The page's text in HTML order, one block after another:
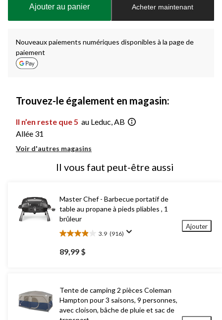
à
Ajouter au panier Acheter maintenant
Nouveaux paiements numériques disponibles à la page de
paiement
Trouvez-le également en magasin:
Il n’en reste que 5 au Leduc, AB
Allée 31
Voir d'autres magasins
Il vous faut peut-être aussi
Master Chef - Barbecue portatif de
table au propane à pieds pliables , 1
brûleur
3.9 (916)
3.9
étoile(s)
sur
89,99 $
Ajouter
Tente de camping 2 pièces Coleman
Hampton pour 3 saisons, 9 personnes,
avec cloison, bâche de pluie et sac de